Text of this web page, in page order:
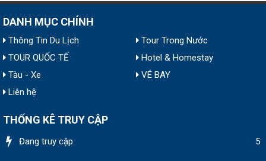
DANH MỤC CHÍNH
Thông Tin Du Lịch
Tour Trong Nước
TOUR QUỐC TẾ
Hotel & Homestay
Tàu - Xe
VÉ BAY
Liên hệ
THỐNG KÊ TRUY CẬP
Đang truy cập 5